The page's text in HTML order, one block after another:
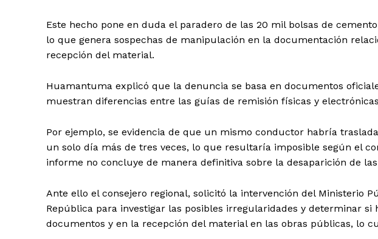
Este hecho pone en duda el paradero de las 20 mil bolsas de
lo que genera sospechas de manipulación en la documentación
recepción del material.
Huamantuma explicó que la denuncia se basa en documentos
muestran diferencias entre las guías de remisión físicas y
Por ejemplo, se evidencia de que un mismo conductor habría
un solo día más de tres veces, lo que resultaría imposible según el
informe no concluye de manera definitiva sobre la desaparición de
Ante ello el consejero regional, solicitó la intervención del Ministerio
República para investigar las posibles irregularidades y determinar si
documentos y en la recepción del material en las obras públicas, lo